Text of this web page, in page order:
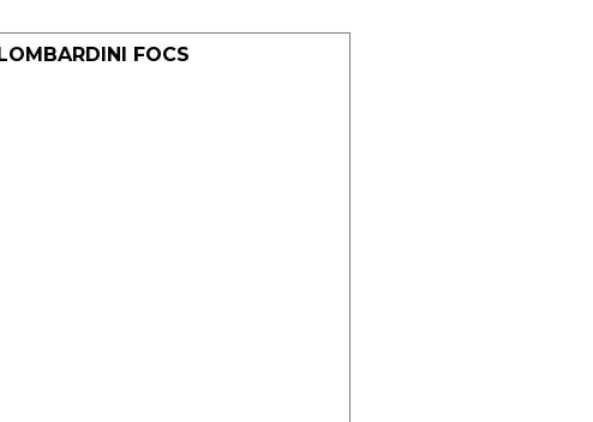
FOCS